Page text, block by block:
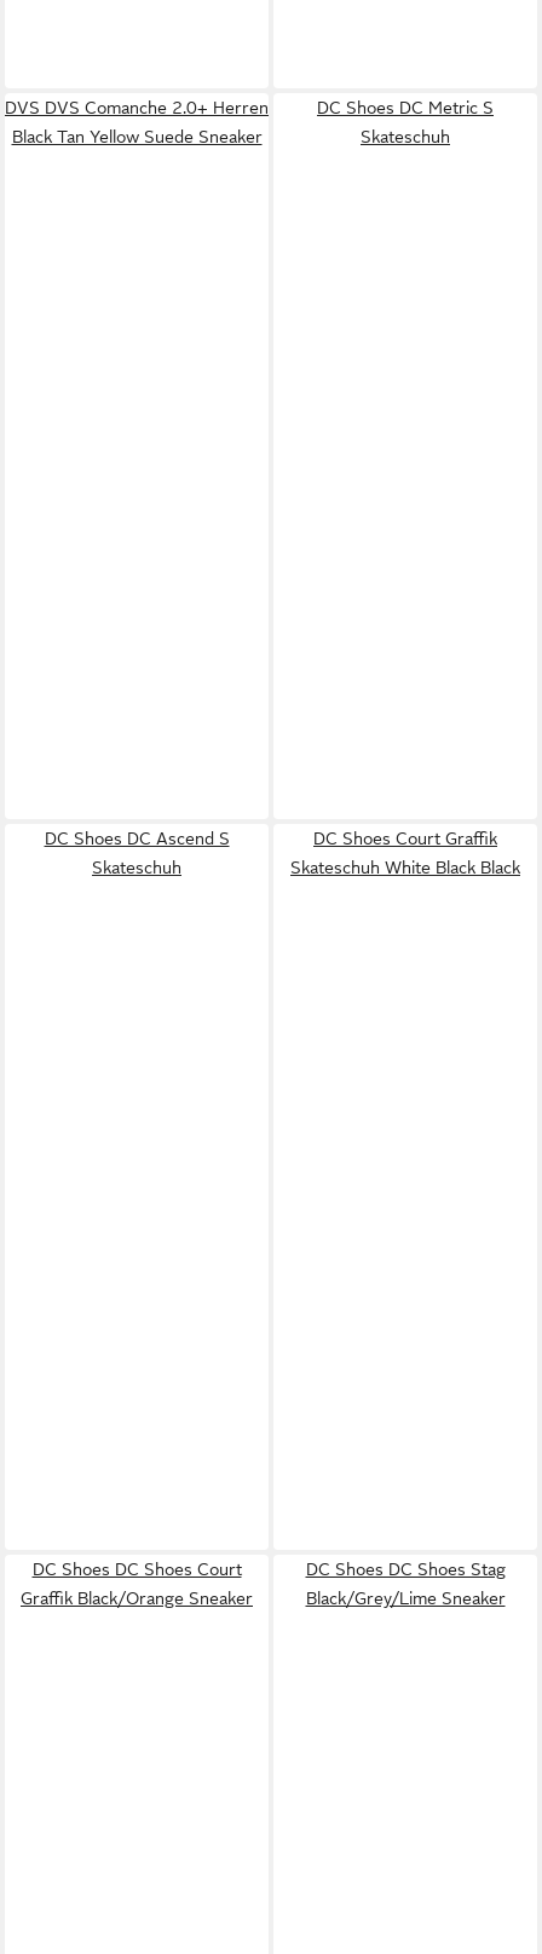
DVS DVS Comanche 2.0+ Herren
Black Tan Yellow Suede Sneaker
DC Shoes DC Metric S
Skateschuh
DC Shoes DC Ascend S
Skateschuh
DC Shoes Court Graffik
Skateschuh White Black Black
DC Shoes DC Shoes Court
Graffik Black/Orange Sneaker
DC Shoes DC Shoes Stag
Black/Grey/Lime Sneaker